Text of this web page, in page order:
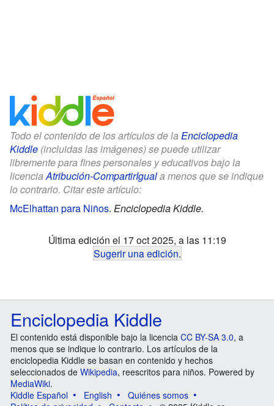
Todo el contenido de los artículos de la Enciclopedia
Kiddle (incluidas las imágenes) se puede utilizar
libremente para fines personales y educativos bajo la
licenciaAtribución-CompartirIguala menos que se indique
lo contrario. Citar este artículo:
McElhattan para Niños. Enciclopedia Kiddle.
Última edición el 17 oct 2025, a las 11:19
Sugerir una edición.
Enciclopedia Kiddle
El contenido está disponible bajo la licencia CC BY-SA 3.0, a
menos que se indique lo contrario. Los artículos de la
enciclopedia Kiddle se basan en contenido y hechos
seleccionados de Wikipedia, reescritos para niños. Powered by
MediaWiki.
Kiddle Español
English
Quiénes somos